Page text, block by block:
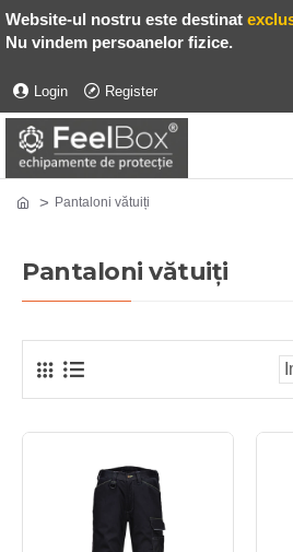
Website-ul nostru este destinat
Nu vindem persoanelor fizice.
Login Register
Pantaloni vătuiți
Pantaloni vătuiți